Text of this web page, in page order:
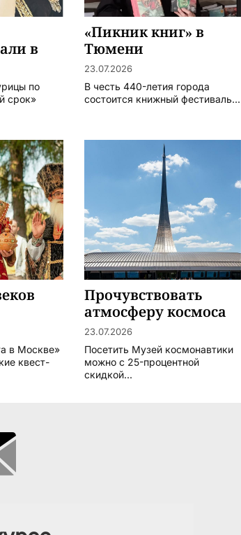
в
по
срок»
«Пикник книг» в
Тюмени
23.07.2026
В честь 440-летия города
состоится книжный фестиваль...
в Москве»
квест-
Прочувствовать
атмосферу космоса
23.07.2026
Посетить Музей космонавтики
можно с 25-процентной
скидкой...